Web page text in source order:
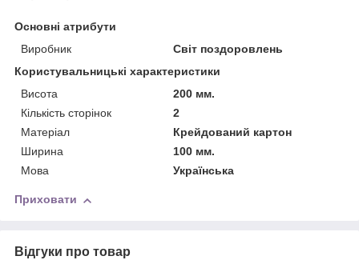
Основні атрибути
Виробник
Світ поздоровлень
Користувальницькі характеристики
Висота
200 мм.
Кількість сторінок
2
Матеріал
Крейдований картон
Ширина
100 мм.
Мова
Українська
Приховати
Відгуки про товар